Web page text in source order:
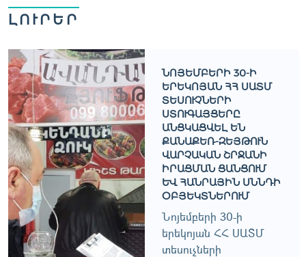
ԼՈՒՐԵՐ
ՆՈՅԵՄԲԵՐԻ 30-Ի
ԵՐԵԿՈՅԱՆ ՀՀ ՍԱՏՄ
ՏԵՍՈՒՉՆԵՐԻ
ՍՏՈՒԳԱՅՑԵՐԸ
ԱՆՑԿԱՑՎԵԼ ԵՆ
ՔԱՆԱՔԵՌ-ԶԵՅԹՈՒՆ
ՎԱՐՉԱԿԱՆ ՇՐՋԱՆԻ
ԻՐԱՑՄԱՆ ՑԱՆՑՈՒՄ
ԵՒ ՀԱՆՐԱՅԻՆ ՍՆՆԴԻ Օ
ԲՅԵԿՏՆԵՐՈՒՄ
Նոյեմբերի 30-ի
երեկոյան ՀՀ ՍԱՏՄ
տեսուչների